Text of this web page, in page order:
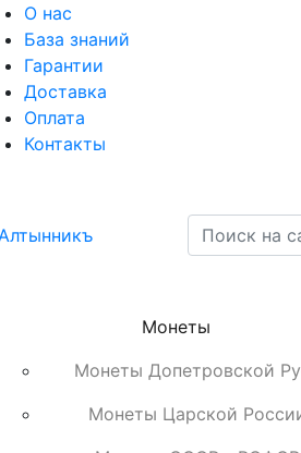
О нас
База знаний
Гарантии
Доставка
Оплата
Контакты
Монеты
Монеты Допетровской
Монеты Царской